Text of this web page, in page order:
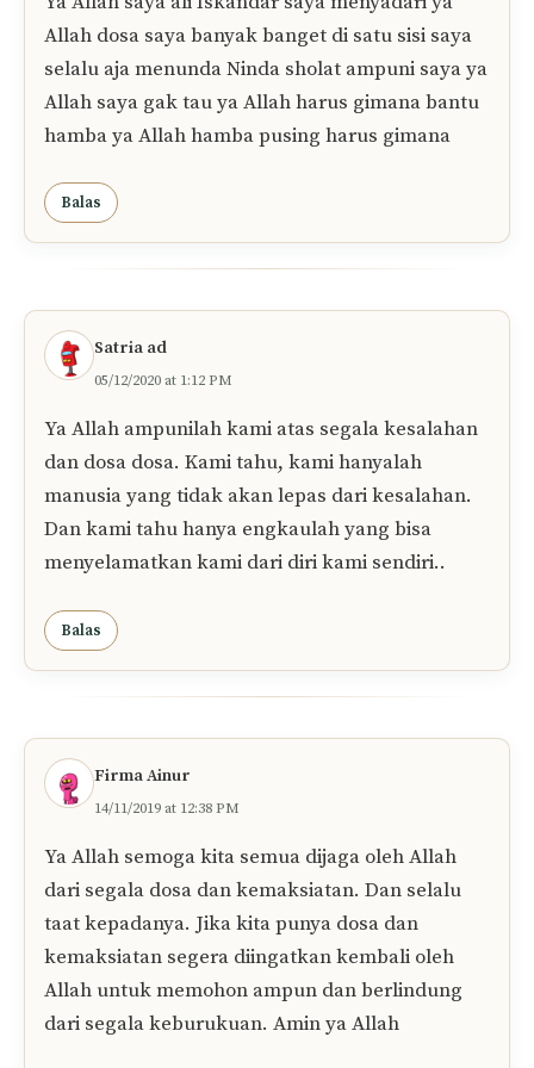
menyadarinya .. dan hamba sangat takut akan
api neraka yang telah kau janjikan.. hambah
sudah menjalankan perintahmu tetapi belum
mampu menjauhi laranganmu .. hambah belum
bisa mengalahkan
hawa nafsu.. ya Allah berikanlah hambah
pertolonganmu memerangi hawa nafsu agar
tidak menguasai diri ini Amiin🤲🤲🤲
Balas
Ali Iskandar
12/10/2021 at 8:47 PM
Ya Allah saya ali Iskandar saya menyadari ya
Allah dosa saya banyak banget di satu sisi saya
selalu aja menunda Ninda sholat ampuni saya ya
Allah saya gak tau ya Allah harus gimana bantu
hamba ya Allah hamba pusing harus gimana
Balas
Satria ad
05/12/2020 at 1:12 PM
Ya Allah ampunilah kami atas segala kesalahan
dan dosa dosa. Kami tahu, kami hanyalah
manusia yang tidak akan lepas dari kesalahan.